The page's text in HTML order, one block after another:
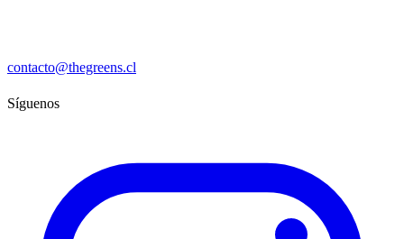
contacto@thegreens.cl
Síguenos